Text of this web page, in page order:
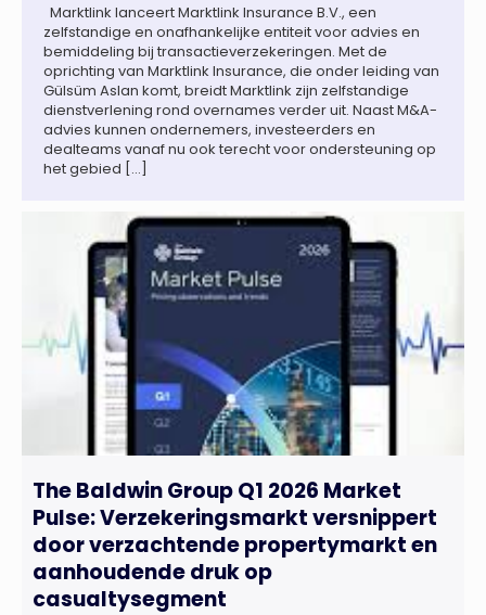
Marktlink lanceert Marktlink Insurance B.V., een
zelfstandige en onafhankelijke entiteit voor advies en
bemiddeling bij transactieverzekeringen. Met de
oprichting van Marktlink Insurance, die onder leiding van
Gülsüm Aslan komt, breidt Marktlink zijn zelfstandige
dienstverlening rond overnames verder uit. Naast M&A-
advies kunnen ondernemers, investeerders en
dealteams vanaf nu ook terecht voor ondersteuning op
het gebied […]
The Baldwin Group Q1 2026 Market
Pulse: Verzekeringsmarkt versnippert
door verzachtende propertymarkt en
aanhoudende druk op
casualtysegment